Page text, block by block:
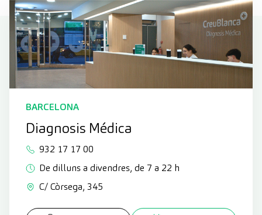
BARCELONA
Diagnosis Médica
932 17 17 00
De dilluns a divendres, de 7 a 22 h
C/ Còrsega, 345